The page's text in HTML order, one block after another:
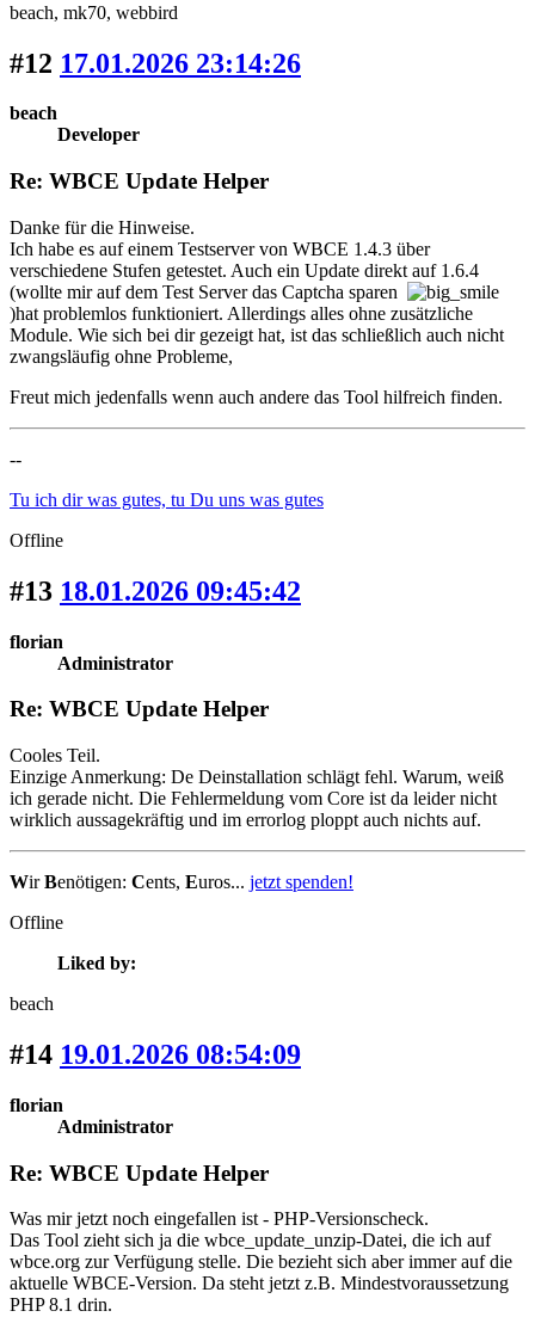
beach, mk70, webbird
#12 17.01.2026 23:14:26
beach
Developer
Re: WBCE Update Helper
Danke für die Hinweise.
Ich habe es auf einem Testserver von WBCE 1.4.3 über
verschiedene Stufen getestet. Auch ein Update direkt auf 1.6.4
(wollte mir auf dem Test Server das Captcha sparen
)hat problemlos funktioniert. Allerdings alles ohne zusätzliche
Module. Wie sich bei dir gezeigt hat, ist das schließlich auch nicht
zwangsläufig ohne Probleme,
Freut mich jedenfalls wenn auch andere das Tool hilfreich finden.
--
Tu ich dir was gutes, tu Du uns was gutes
Offline
#13 18.01.2026 09:45:42
florian
Administrator
Re: WBCE Update Helper
Cooles Teil.
Einzige Anmerkung: De Deinstallation schlägt fehl. Warum, weiß
ich gerade nicht. Die Fehlermeldung vom Core ist da leider nicht
wirklich aussagekräftig und im errorlog ploppt auch nichts auf.
WirBenötigen: Cents, Euros... jetzt spenden!
Offline
Liked by:
beach
#14 19.01.2026 08:54:09
florian
Administrator
Re: WBCE Update Helper
Was mir jetzt noch eingefallen ist - PHP-Versionscheck.
Das Tool zieht sich ja die wbce_update_unzip-Datei, die ich auf
wbce.org zur Verfügung stelle. Die bezieht sich aber immer auf die
aktuelle WBCE-Version. Da steht jetzt z.B. Mindestvoraussetzung
PHP 8.1 drin.